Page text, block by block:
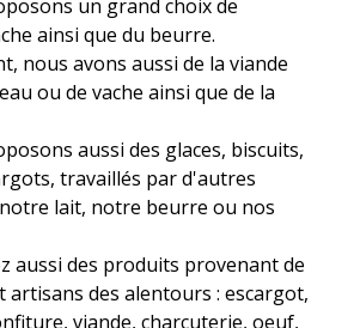
un grand choix de
ainsi que du beurre.
nous avons aussi de la viande
ou de vache ainsi que de la
aussi des glaces, biscuits,
travaillés par d'autres
lait, notre beurre ou nos
aussi des produits provenant de
artisans des alentours : escargot,
viande, charcuterie, oeuf,